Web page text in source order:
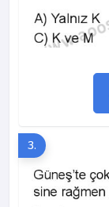
3.